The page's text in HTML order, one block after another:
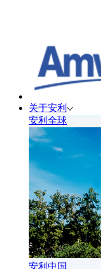
关于安利
安利全球
安利中国